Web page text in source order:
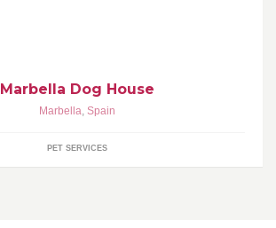
Marbella Dog House
Marbella, Spain
PET SERVICES